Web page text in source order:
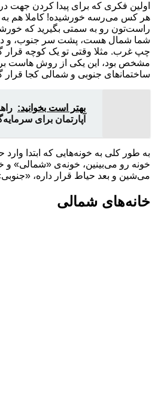
اولین فکری که برای پیدا کردن جهت
هر کس می‌رسه خورشیده! کاملا هم
راست‌تون رو به سمتی بگیرید که
شما شمال هست، پشت سر جنوب،
چپ غرب. مثلا وقتی تو یک کوچه قرار
مشخص بود، این یکی از روش هاست
ساختمان‍‌های جنوبی و شمالی کجا قرار
بهتر است بخوانید:
آپارتمان برای
به طور کلی به خونه‌هایی که ابتدا
خونه رو می‌بینین، خونه‌ی «شمالی» و
می‌شین و بعد حیاط قرار داره،
خانه‌های شمالی